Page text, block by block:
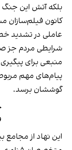
بلکه آتش این جنگ
کانون فیلم‌سازان
عاملی در تشدید
شرایطی مردم جز
منبعی برای پیگیری
پیام‌های مهم
گوششان برسد.
این نهاد از